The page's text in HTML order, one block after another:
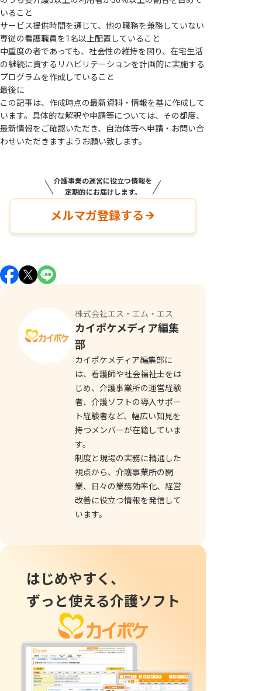
いること
サービス提供時間を通じて、他の職務を兼務していない
専従の看護職員を1名以上配置していること
中重度の者であっても、社会性の維持を図り、在宅生活
の継続に資するリハビリテーションを計画的に実施する
プログラムを作成していること
最後に
この記事は、作成時点の最新資料・情報を基に作成して
います。具体的な解釈や申請等については、その都度、
最新情報をご確認いただき、自治体等へ申請・お問い合
わせいただきますようお願い致します。
介護事業の運営に役立つ情報を
定期的にお届けします。
メルマガ登録する
株式会社エス・エム・エス
カイポケメディア編集
部
カイポケメディア編集部に
は、看護師や社会福祉士をは
じめ、介護事業所の運営経験
者、介護ソフトの導入サポー
ト経験者など、幅広い知見を
持つメンバーが在籍していま
す。
制度と現場の実務に精通した
視点から、介護事業所の開
業、日々の業務効率化、経営
改善に役立つ情報を発信して
います。
はじめやすく、
ずっと使える介護ソフト